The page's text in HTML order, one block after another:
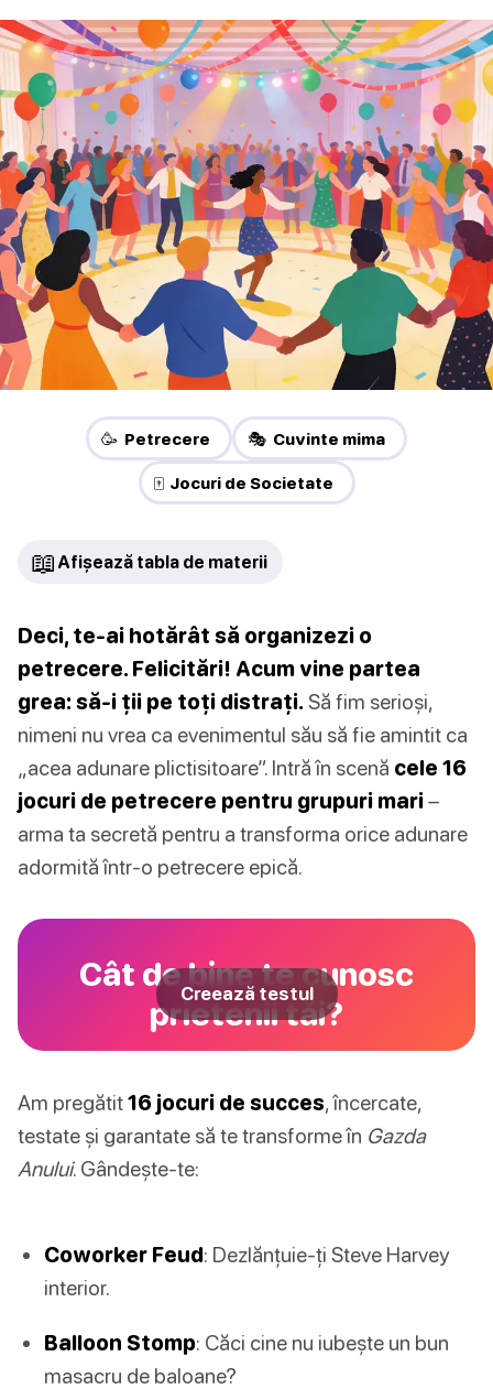
🥳 Petrecere 🎭 Cuvinte mima
🀄 Jocuri de Societate
📖 Afișează tabla de materii
Deci, te-ai hotărât să organizezi o
petrecere. Felicitări! Acum vine partea
grea: să-i ții pe toți distrați. Să fim serioși,
nimeni nu vrea ca evenimentul său să fie amintit ca
„acea adunare plictisitoare”. Intră în scenă cele 16
jocuri de petrecere pentru grupuri mari–
arma ta secretă pentru a transforma orice adunare
adormită într-o petrecere epică.
Cât de bine te cunosc
prietenii tăi?
Creează testul
Am pregătit16 jocuri de succes, încercate,
testate și garantate să te transforme în Gazda
Anului. Gândește-te:
Coworker Feud: Dezlănțuie-ți Steve Harvey
interior.
Balloon Stomp: Căci cine nu iubește un bun
masacru de baloane?